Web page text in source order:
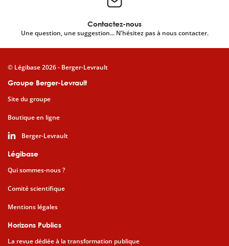
Contactez-nous
Une question, une suggestion... N'hésitez pas à nous contacter.
Groupe Berger-Levrault
Site du groupe
Boutique en ligne
Berger-Levrault
Légibase
Qui sommes-nous ?
Comité scientifique
Mentions légales
Horizons Publics
La revue dédiée à la transformation publique
© Légibase 2026 - Berger-Levrault